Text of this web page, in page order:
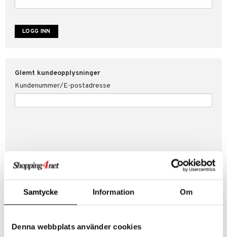
Samtycke Information Om
Denna webbplats använder cookies
Glemt kundeopplysninger
Kundenummer/E-postadresse
Bra kampanjer
for Shopping4net